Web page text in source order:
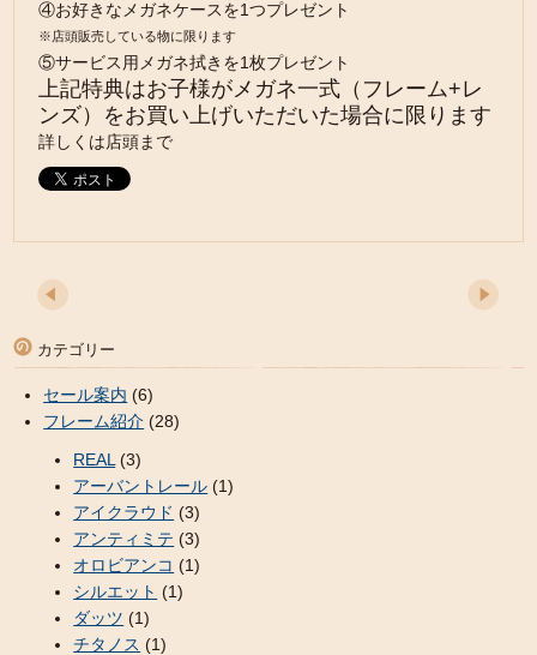
④お好きなメガネケースを1つプレゼント
※店頭販売している物に限ります
⑤サービス用メガネ拭きを1枚プレゼント
上記特典はお子様がメガネ一式（フレーム+レ
ンズ）をお買い上げいただいた場合に限ります
詳しくは店頭まで
カテゴリー
セール案内 (6)
フレーム紹介 (28)
REAL (3)
アーバントレール (1)
アイクラウド (3)
アンティミテ (3)
オロビアンコ (1)
シルエット (1)
ダッツ (1)
チタノス (1)